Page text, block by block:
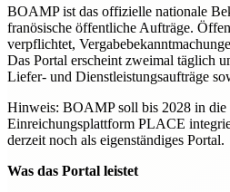
BOAMP ist das offizielle nationale
franösische öffentliche Aufträge.
verpflichtet,
Das Portal erscheint zweimal täglich
Liefer- und Dienstleistungsaufträge
Hinweis: BOAMP soll bis 2028 in die
Einreichungsplattform PLACE
derzeit noch als eigenständiges Portal.
Was das Portal leistet